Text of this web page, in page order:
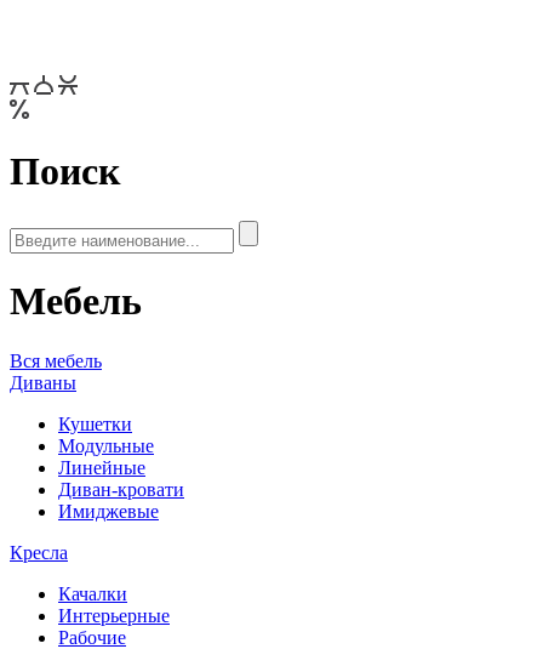
Поиск
Мебель
Вся мебель
Диваны
Кушетки
Модульные
Линейные
Диван-кровати
Имиджевые
Кресла
Качалки
Интерьерные
Рабочие